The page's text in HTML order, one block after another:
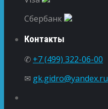
Сбербанк
Контакты
✆ +7 (499) 322-06-00
✉ gk.gidro@yandex.ru